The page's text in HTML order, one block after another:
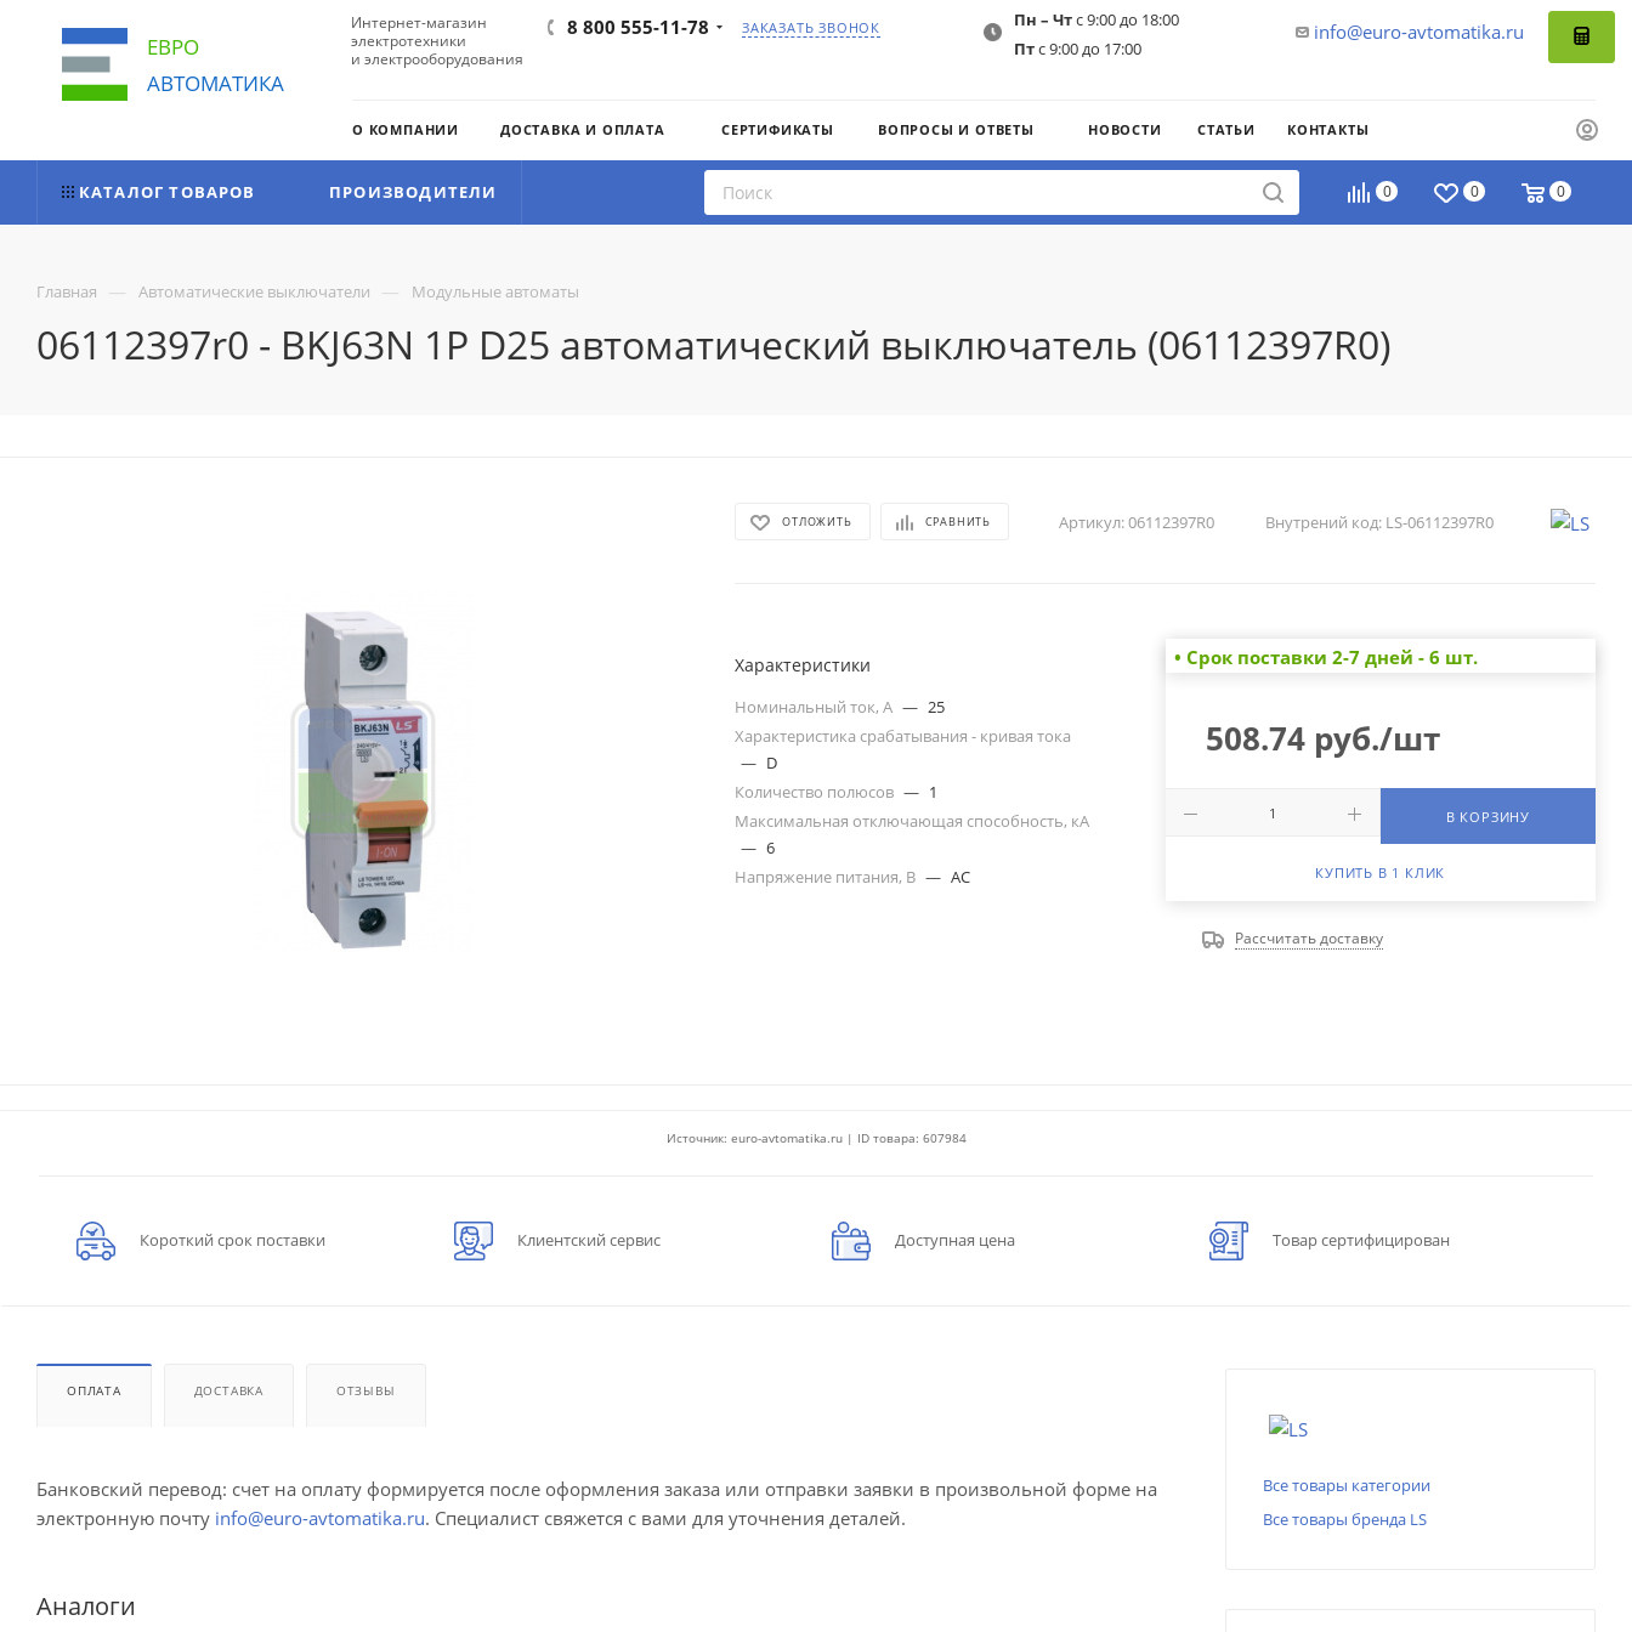
ЕВРО
АВТОМАТИКА
Интернет-магазин
электротехники
и электрооборудования
8 800 555-11-78 ЗАКАЗАТЬ ЗВОНОК info@euro-avtomatika.ru
Пн – Чтс 9:00 до 18:00
Птс 9:00 до 17:00
О КОМПАНИИ ДОСТАВКА И ОПЛАТА СЕРТИФИКАТЫ ВОПРОСЫ И ОТВЕТЫ НОВОСТИ СТАТЬИ КОНТАКТЫ
0 0 0
КАТАЛОГ ТОВАРОВ ПРОИЗВОДИТЕЛИ
Главная — Автоматические выключатели — Модульные автоматы
06112397r0 - BKJ63N 1P D25 автоматический выключатель (06112397R0)
ОТЛОЖИТЬ СРАВНИТЬ Артикул:06112397R0 Внутрений код: LS-06112397R0
Характеристики
Номинальный ток, А — 25
Характеристика срабатывания - кривая тока
— D
Количество полюсов — 1
Максимальная отключающая способность, кА
— 6
Напряжение питания, В — AC
• Cрок поставки 2-7 дней - 6 шт.
508.74руб./шт
В КОРЗИНУ
КУПИТЬ В 1 КЛИК
Рассчитать доставку
Источник: euro-avtomatika.ru | ID товара: 607984
Короткий срок поставки Клиентский сервис Доступная цена Товар сертифицирован
ОПЛАТА ДОСТАВКА ОТЗЫВЫ
Банковский перевод: счет на оплату формируется после оформления заказа или отправки заявки в произвольной форме на
электронную почту info@euro-avtomatika.ru. Специалист свяжется с вами для уточнения деталей.
Аналоги
Все товары категории
Все товары бренда LS